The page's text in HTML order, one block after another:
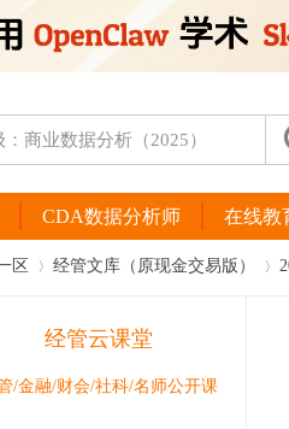
CDA数据分析师 在线教
区 经管文库（原现金交易版）
经管云课堂
/金融/财会/社科/名师公开课